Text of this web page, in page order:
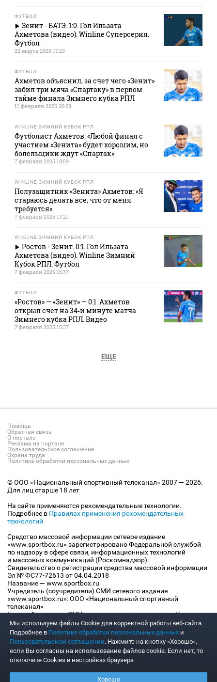
ФУТБОЛ
Зенит - БАТЭ. 1:0. Гол Ильзата
Ахметова (видео). Winline Суперсерия.
Футбол
22 марта 2025 17:23
ФУТБОЛ
Ахметов объяснил, за счет чего «Зенит»
забил три мяча «Спартаку» в первом
тайме финала Зимнего кубка РПЛ
11 февраля 2025 20:23
WINLINE ЗИМНИЙ КУБОК РПЛ
Футболист Ахметов: «Любой финал с
участием «Зенита» будет хорошим, но
болельщики ждут «Спартак»
7 февраля 2025 18:59
WINLINE ЗИМНИЙ КУБОК РПЛ
Полузащитник «Зенита» Ахметов: «Я
стараюсь делать все, что от меня
требуется»
7 февраля 2025 17:21
WINLINE ЗИМНИЙ КУБОК РПЛ
Ростов - Зенит. 0:1. Гол Ильзата
Ахметова (видео). Winline Зимний
Кубок РПЛ. Футбол
7 февраля 2025 15:37
ФУТБОЛ
«Ростов» — «Зенит» — 0:1. Ахметов
открыл счет на 34‑й минуте матча
Зимнего кубка РПЛ. Видео
7 февраля 2025 15:37
ЕЩЕ
Помощь
Обратная связь
О портале
Реклама на портале
Пользовательское соглашение
Охрана труда
Политика обработки персональных данных
© ООО «Национальный спортивный телеканал» 2007 — 2026.
Для лиц старше 18 лет
На сайте применяются рекомендательные технологии.
Подробнее в Правилах применения рекомендательных
технологий
Средство массовой информации сетевое издание
«www.sportbox.ru» зарегистрировано Федеральной службой
по надзору в сфере связи, информационных технологий
и массовых коммуникаций (Роскомнадзор).
Свидетельство о регистрации средства массовой информации
Эл № ФС77-72613 от 04.04.2018
Название — www.sportbox.ru
Учредитель (соучредители) СМИ сетевого издания
«www.sportbox.ru»: ООО «Национальный спортивный
телеканал»
Главный редактор СМИ сетевого издания «www.sportbox.ru»:
Конов В.А.
Номер телефона редакции СМИ сетевого издания
«www.sportbox.ru»: +7 (495) 653 8419
Адрес электронной почты редакции СМИ сетевого издания
«www.sportbox.ru»: editor@sportbox.ru
Мы используем файлы Сookie для корректной работы веб-сайта.
Подробнее в Политике обработки персональных данных и
Пользовательском соглашении. Нажмите на кнопку «Хорошо»,
если Вы согласны на использование файлов cookie. Если нет, то
отключите Cookies в настройках браузера
Хорошо